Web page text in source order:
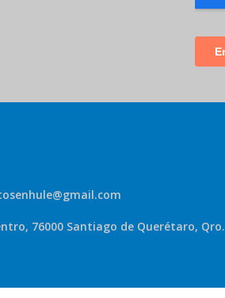
76000 Santiago de Querétaro, Qro.